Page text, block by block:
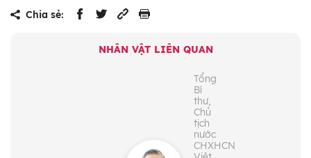
Chia sẻ:
NHÂN VẬT LIÊN QUAN
Tổng
Bí
thư,
Chủ
tịch
nước
CHXHCN